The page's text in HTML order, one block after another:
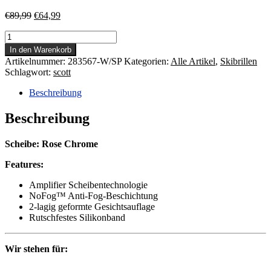
€89,99 Ursprünglicher
€89,99
€64,99Aktueller
€64,99.
SCOTT:
FACTOR
PRO
-
White/Soft
Pink
Skibrille
Menge
In den Warenkorb
Artikelnummer: 283567-W/SP Kategorien: Alle Artikel, Skibrillen
Schlagwort: scott
Beschreibung
Beschreibung
Scheibe: Rose Chrome
Features:
Amplifier Scheibentechnologie
NoFog™ Anti-Fog-Beschichtung
2-lagig geformte Gesichtsauflage
Rutschfestes Silikonband
Wir stehen für: